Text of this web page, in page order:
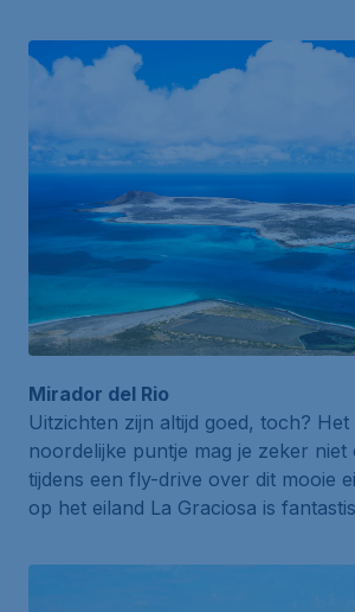
Mirador del Rio
Uitzichten zijn altijd goed, toch? Het
noordelijke puntje mag je zeker niet
tijdens een fly-drive over dit mooie
op het eiland La Graciosa is